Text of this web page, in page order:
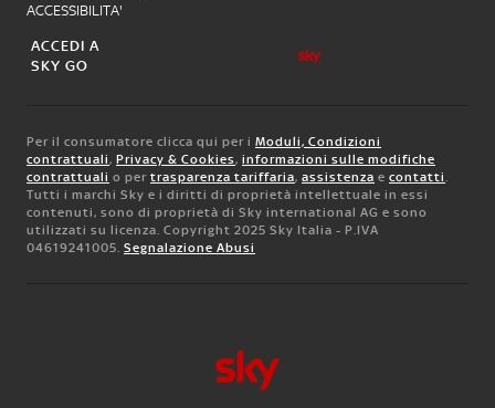
ACCESSIBILITA'
ACCEDI A
SKY GO
Per il consumatore clicca qui per i Moduli, Condizioni
contrattuali, Privacy & Cookies, informazioni sulle modifiche
contrattuali o per trasparenza tariffaria, assistenza e contatti.
Tutti i marchi Sky e i diritti di proprietà intellettuale in essi
contenuti, sono di proprietà di Sky international AG e sono
utilizzati su licenza. Copyright 2025 Sky Italia - P.IVA
04619241005. Segnalazione Abusi